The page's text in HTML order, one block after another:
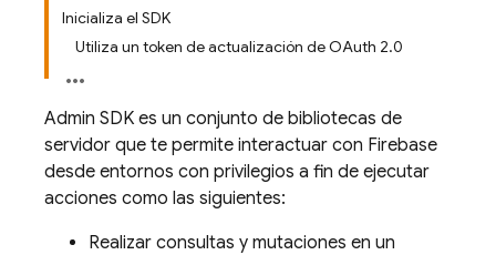
Inicializa el SDK
Utiliza un token de actualización de OAuth 2.0
Admin SDK es un conjunto de bibliotecas de
servidor que te permite interactuar con Firebase
desde entornos con privilegios a fin de ejecutar
acciones como las siguientes:
Realizar consultas y mutaciones en un